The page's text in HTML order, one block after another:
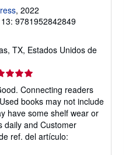
, 2022
13: 9781952842849
TX, Estados Unidos de
Connecting readers
books may not include
have some shelf wear or
daily and Customer
ref. del artículo: